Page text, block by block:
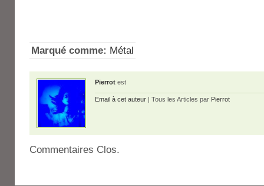
Marqué comme: Métal
Pierrot est
Email à cet auteur | Tous les Articles par Pierrot
Commentaires Clos.